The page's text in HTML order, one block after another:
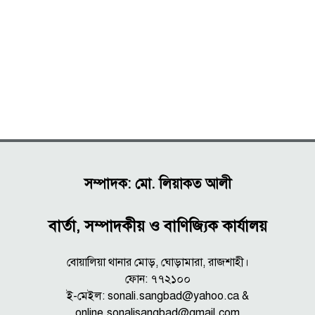
সম্পাদক: মো. লিয়াকত আলী
বার্তা, সম্পাদকীয় ও বাণিজ্যিক কার্যালয়
বোয়ালিয়া থানার মোড়, ঘোড়ামারা, রাজশাহী।
ফোন: ৭৭২১০০
ই-মেইল: sonali.sangbad@yahoo.ca &